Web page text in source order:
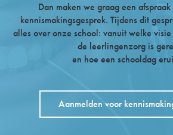
Dan maken we graag een
kennismakingsgesprek. Tijdens dit
alles over onze school: vanuit welke
de leerlingenzorg is
en hoe een schooldag
Aanmelden voor